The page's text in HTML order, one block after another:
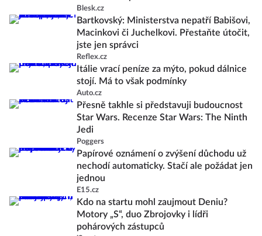
Blesk.cz
Bartkovský: Ministerstva nepatří Babišovi,
Macinkovi či Juchelkovi. Přestaňte útočit,
jste jen správci
Reflex.cz
Itálie vrací peníze za mýto, pokud dálnice
stojí. Má to však podmínky
Auto.cz
Přesně takhle si představuji budoucnost
Star Wars. Recenze Star Wars: The Ninth
Jedi
Poggers
Papírové oznámení o zvýšení důchodu už
nechodí automaticky. Stačí ale požádat jen
jednou
E15.cz
Kdo na startu mohl zaujmout Deniu?
Motory „S“, duo Zbrojovky i lídři
pohárových zástupců